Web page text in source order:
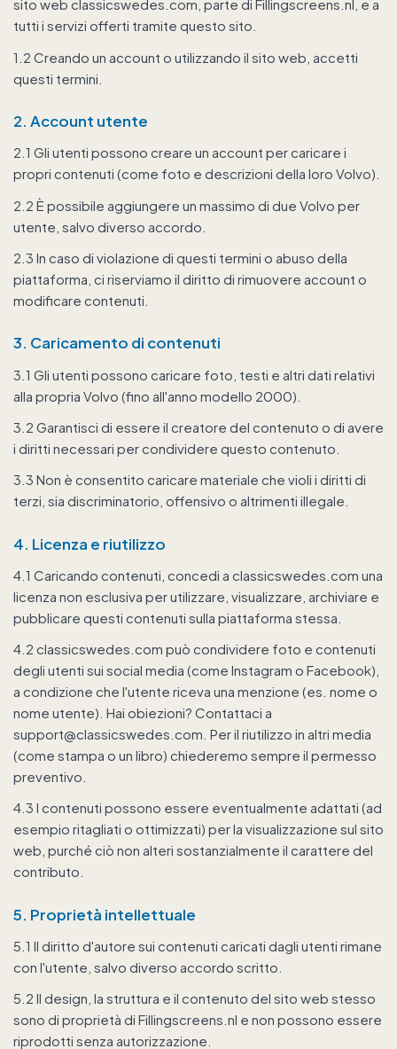
sito web classicswedes.com, parte di Fillingscreens.nl, e a
tutti i servizi offerti tramite questo sito.
1.2 Creando un account o utilizzando il sito web, accetti
questi termini.
2. Account utente
2.1 Gli utenti possono creare un account per caricare i
propri contenuti (come foto e descrizioni della loro Volvo).
2.2 È possibile aggiungere un massimo di due Volvo per
utente, salvo diverso accordo.
2.3 In caso di violazione di questi termini o abuso della
piattaforma, ci riserviamo il diritto di rimuovere account o
modificare contenuti.
3. Caricamento di contenuti
3.1 Gli utenti possono caricare foto, testi e altri dati relativi
alla propria Volvo (fino all'anno modello 2000).
3.2 Garantisci di essere il creatore del contenuto o di avere
i diritti necessari per condividere questo contenuto.
3.3 Non è consentito caricare materiale che violi i diritti di
terzi, sia discriminatorio, offensivo o altrimenti illegale.
4. Licenza e riutilizzo
4.1 Caricando contenuti, concedi a classicswedes.com una
licenza non esclusiva per utilizzare, visualizzare, archiviare e
pubblicare questi contenuti sulla piattaforma stessa.
4.2 classicswedes.com può condividere foto e contenuti
degli utenti sui social media (come Instagram o Facebook),
a condizione che l'utente riceva una menzione (es. nome o
nome utente). Hai obiezioni? Contattaci a
support@classicswedes.com. Per il riutilizzo in altri media
(come stampa o un libro) chiederemo sempre il permesso
preventivo.
4.3 I contenuti possono essere eventualmente adattati (ad
esempio ritagliati o ottimizzati) per la visualizzazione sul sito
web, purché ciò non alteri sostanzialmente il carattere del
contributo.
5. Proprietà intellettuale
5.1 Il diritto d'autore sui contenuti caricati dagli utenti rimane
con l'utente, salvo diverso accordo scritto.
5.2 Il design, la struttura e il contenuto del sito web stesso
sono di proprietà di Fillingscreens.nl e non possono essere
riprodotti senza autorizzazione.